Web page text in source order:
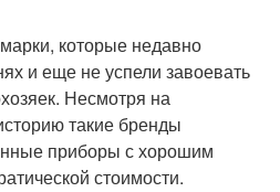
которые недавно
и еще не успели завоевать
Несмотря на
такие бренды
приборы с хорошим
стоимости.